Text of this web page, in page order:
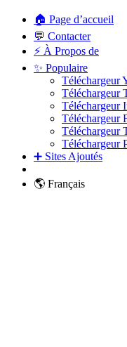
🏠 Page d’accueil
💬 Contacter
⚡ À Propos de
✨ Populaire
Téléchargeur
Téléchargeur
Téléchargeur
Téléchargeur
Téléchargeur
Téléchargeur
➕ Sites Ajoutés
🌎 Français